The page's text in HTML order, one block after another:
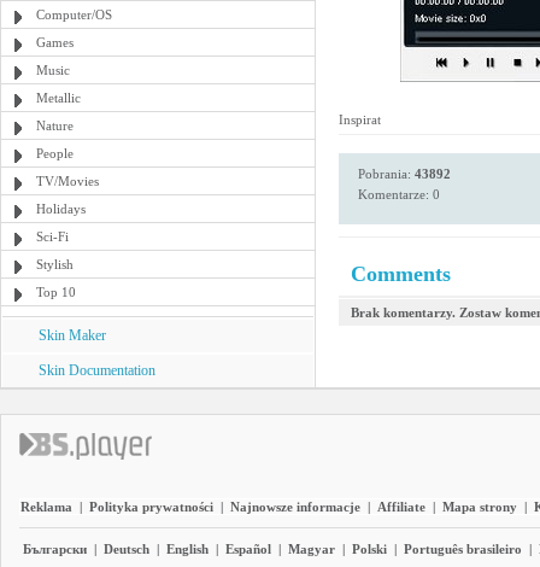
Computer/OS
Games
Music
Metallic
Nature
People
TV/Movies
Holidays
Sci-Fi
Stylish
Top 10
Skin Maker
Skin Documentation
Inspirat
Pobrania: 43892
Komentarze: 0
Comments
Brak komentarzy. Zostaw
Reklama | Polityka prywatności | Najnowsze informacje | Affiliate | Mapa strony |
Български | Deutsch | English | Español | Magyar | Polski | Português brasileiro |